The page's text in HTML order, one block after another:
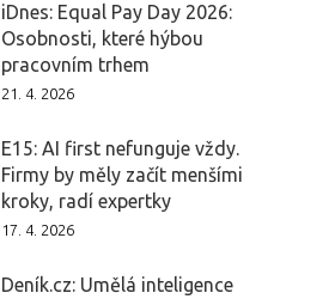
iDnes: Equal Pay Day 2026:
Osobnosti, které hýbou
pracovním trhem
21. 4. 2026
E15: AI first nefunguje vždy.
Firmy by měly začít menšími
kroky, radí expertky
17. 4. 2026
Deník.cz: Umělá inteligence